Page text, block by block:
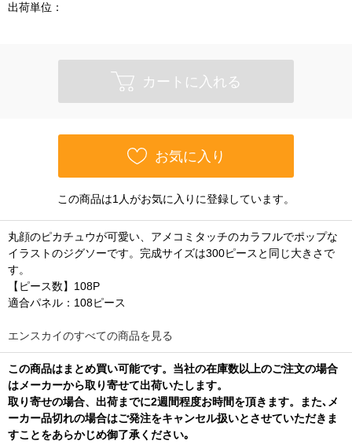
出荷単位：
カートに入れる
お気に入り
この商品は1人がお気に入りに登録しています。
丸顔のピカチュウが可愛い、アメコミタッチのカラフルでポップな
イラストのジグソーです。完成サイズは300ピースと同じ大きさで
す。
【ピース数】108P
適合パネル：108ピース
エンスカイのすべての商品を見る
この商品はまとめ買い可能です。当社の在庫数以上のご注文の場合
はメーカーから取り寄せて出荷いたします。
取り寄せの場合、出荷までに2週間程度お時間を頂きます。また､メ
ーカー品切れの場合はご発注をキャンセル扱いとさせていただきま
すことをあらかじめ御了承ください｡